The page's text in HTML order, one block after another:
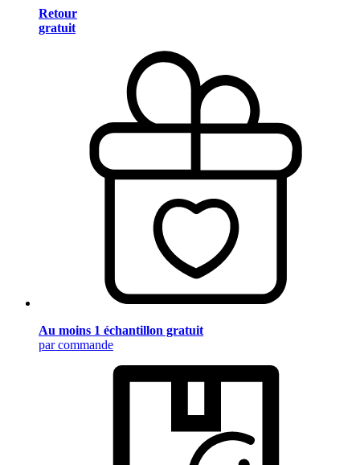
Retour
gratuit
Au moins 1 échantillon gratuit
par commande